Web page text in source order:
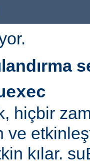
hiçbir
ve
kılar.